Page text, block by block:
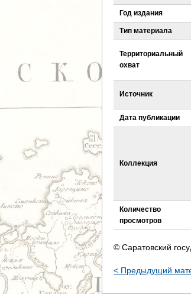
д
ь
Год издания
Тип материала
Территориальный
охват
Источник
Дата публикации
Коллекция
Количество
просмотров
© Саратовский
< Предыдущий